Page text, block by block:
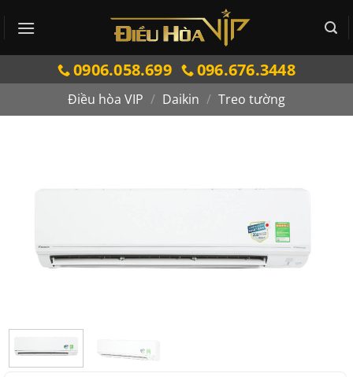
qua
0906.058.699 096.676.3448
Điều hòa VIP / Daikin / Treo tường